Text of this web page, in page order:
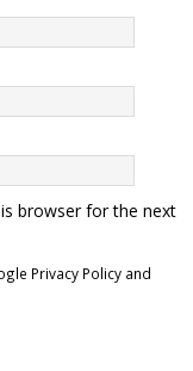
browser for the next
Privacy Policy and